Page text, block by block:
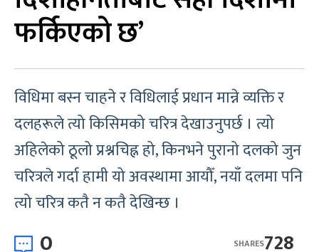
फर्किएको छ’
विधिमा बस्न चाहने र विधिलाई प्रधान मान्ने व्यक्ति र
दलहरूले त्यो किसिमको चरित्र देखाउनुपर्छ । त्यो
अहिलेको ठूलो प्रश्नचिह्न हो, किनभने पुरानो दलको जुन
चरित्रले गर्दा हामी यो अवस्थामा आयौँ, नयाँ दलमा पनि
त्यो चरित्र कतै न कतै देखिन्छ ।
0 728
SHARES